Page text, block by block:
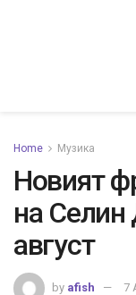
Home Музика
Новият
на Селин
август
by afish 7